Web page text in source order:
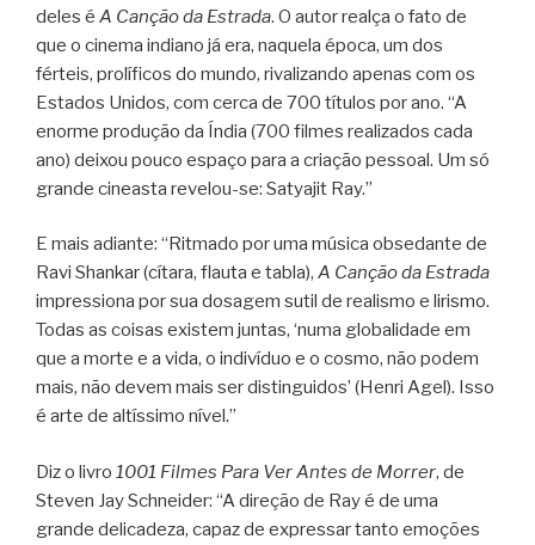
deles é A Canção da Estrada. O autor realça o fato de
que o cinema indiano já era, naquela época, um dos
férteis, prolíficos do mundo, rivalizando apenas com os
Estados Unidos, com cerca de 700 títulos por ano. “A
enorme produção da Índia (700 filmes realizados cada
ano) deixou pouco espaço para a criação pessoal. Um só
grande cineasta revelou-se: Satyajit Ray.”
E mais adiante: “Ritmado por uma música obsedante de
Ravi Shankar (cítara, flauta e tabla), A Canção da Estrada
impressiona por sua dosagem sutil de realismo e lirismo.
Todas as coisas existem juntas, ‘numa globalidade em
que a morte e a vida, o indivíduo e o cosmo, não podem
mais, não devem mais ser distinguidos’ (Henri Agel). Isso
é arte de altíssimo nível.”
Diz o livro 1001 Filmes Para Ver Antes de Morrer, de
Steven Jay Schneider: “A direção de Ray é de uma
grande delicadeza, capaz de expressar tanto emoções